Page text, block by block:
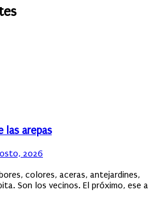
las arepas
2026
colores, aceras, antejardines,
Son los vecinos. El próximo, ese a